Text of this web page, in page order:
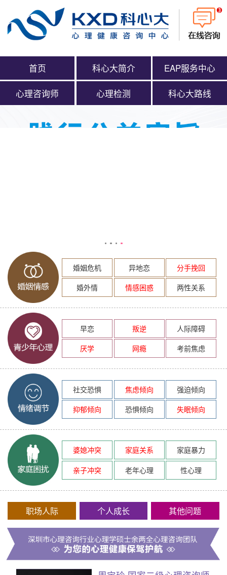
首页 科心大简介 EAP服务中心
心理咨询师 心理检测 科心大路线
婚姻危机 异地恋
分手挽回
婚外情
情感困惑 两性关系
早恋 叛逆
人际障碍
厌学
网瘾 考前焦虑
社交恐惧 焦虑倾向
强迫倾向
抑郁倾向
恐惧倾向 失眠倾向
婆媳冲突 家庭关系
家庭暴力
亲子冲突
老年心理 性心理
职场人际 个人成长 其他问题